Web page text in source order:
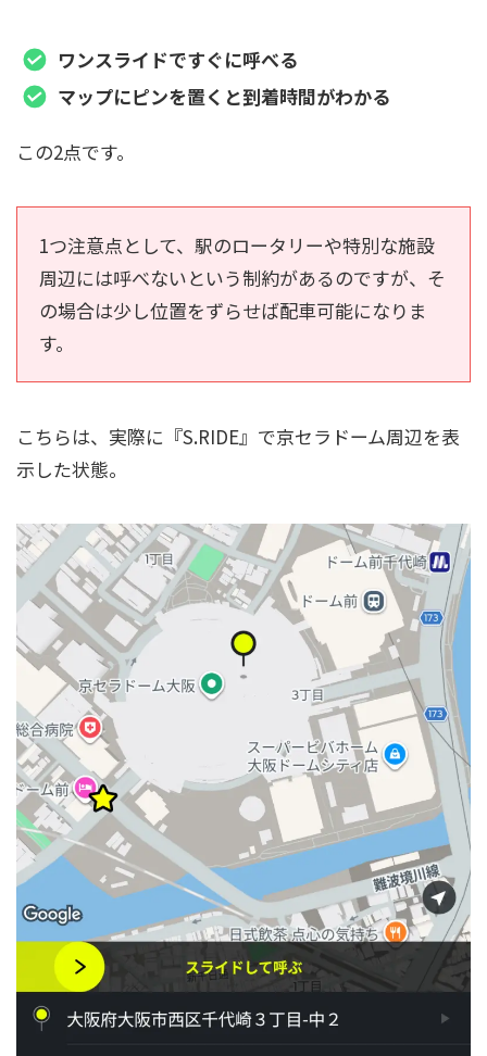
ワンスライドですぐに呼べる
マップにピンを置くと到着時間がわかる
この2点です。
1つ注意点として、駅のロータリーや特別な施設
周辺には呼べないという制約があるのですが、そ
の場合は少し位置をずらせば配車可能になりま
す。
こちらは、実際に『S.RIDE』で京セラドーム周辺を表
示した状態。